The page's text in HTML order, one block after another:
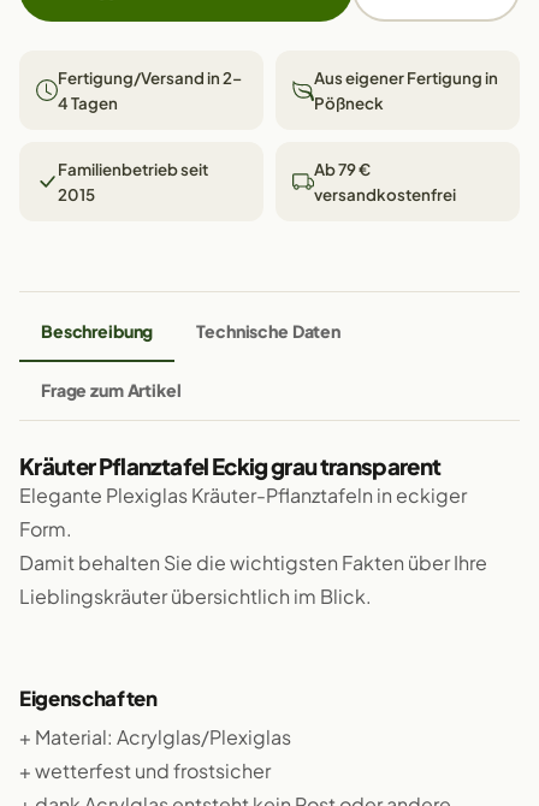
Fertigung/Versand in 2–
4 Tagen
Aus eigener Fertigung in
Pößneck
Familienbetrieb seit
2015
Ab 79 €
versandkostenfrei
Beschreibung Technische Daten
Frage zum Artikel
Kräuter Pflanztafel Eckig grau transparent
Elegante Plexiglas Kräuter-Pflanztafeln in eckiger
Form.
Damit behalten Sie die wichtigsten Fakten über Ihre
Lieblingskräuter übersichtlich im Blick.
Eigenschaften
+ Material: Acrylglas/Plexiglas
+ wetterfest und frostsicher